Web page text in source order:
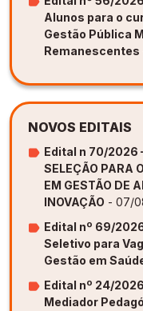
Alunos para o
Gestão Pública
Remanescentes
NOVOS EDITAIS
Edital n 70/2026
SELEÇÃO PARA
EM GESTÃO DE
INOVAÇÃO - 07/
Edital nº 69/
Seletivo para
Gestão em
Edital nº 24/
Mediador